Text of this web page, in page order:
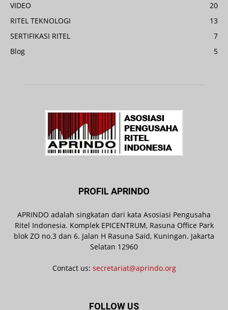
VIDEO
20
RITEL TEKNOLOGI
13
SERTIFIKASI RITEL
7
Blog
5
PROFIL APRINDO
APRINDO adalah singkatan dari kata Asosiasi Pengusaha
Ritel Indonesia. Komplek EPICENTRUM, Rasuna Office Park
blok ZO no.3 dan 6. Jalan H Rasuna Said, Kuningan. Jakarta
Selatan 12960
Contact us: secretariat@aprindo.org
FOLLOW US